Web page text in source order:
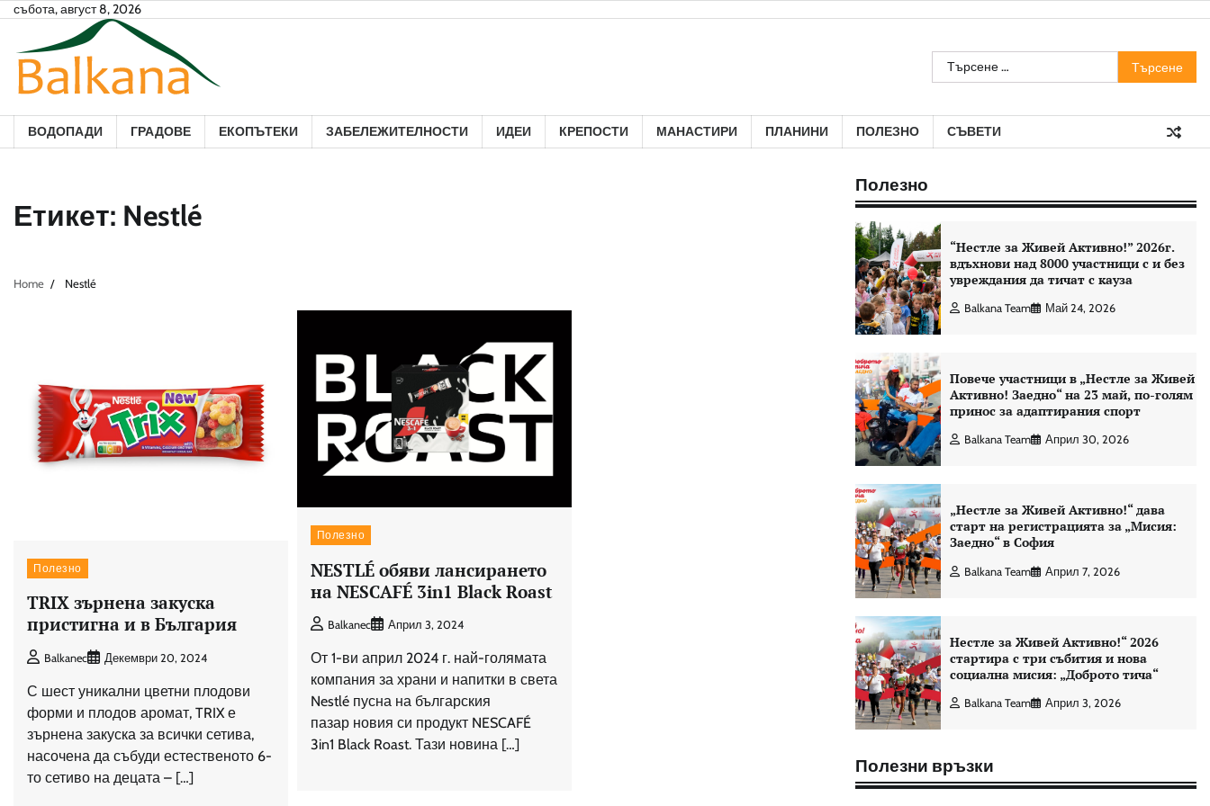
Skip
content
събота, август 8, 2026
Търсене
за:
ВОДОПАДИ ГРАДОВЕ ЕКОПЪТЕКИ ЗАБЕЛЕЖИТЕЛНОСТИ ИДЕИ КРЕПОСТИ МАНАСТИРИ ПЛАНИНИ ПОЛЕЗНО СЪВЕТИ
Етикет: Nestlé
Home Nestlé
Полезно
TRIX зърнена закуска
пристигна и в България
Balkanec Декември 20, 2024
С шест уникални цветни плодови
форми и плодов аромат, TRIX е
зърнена закуска за всички сетива,
насочена да събуди естественото 6-
то сетиво на децата – […]
Полезно
NESTLÉ обяви лансирането
на NESCAFÉ 3in1 Black Roast
Balkanec Април 3, 2024
От 1-ви април 2024 г. най-голямата
компания за храни и напитки в света
Nestlé пусна на българския
пазар новия си продукт NESCAFÉ
3in1 Black Roast. Тази новина […]
Полезно
“Нестле за Живей Aктивно!” 2026г.
вдъхнови над 8000 участници с и без
увреждания да тичат с кауза
Balkana Team Май 24, 2026
Повече участници в „Нестле за Живей
Активно! Заедно“ на 23 май, по-голям
принос за адаптирания спорт
Balkana Team Април 30, 2026
„Нестле за Живей Активно!“ дава
старт на регистрацията за „Мисия:
Заедно“ в София
Balkana Team Април 7, 2026
Нестле за Живей Активно!“ 2026
стартира с три събития и нова
социална мисия: „Доброто тича“
Balkana Team Април 3, 2026
Полезни връзки